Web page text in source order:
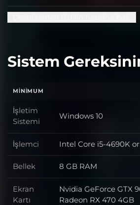
Sistem
MINIMUM
İşletim
Sistemi
İşletim Sistemi
Windows 10
İşlemci İşlemci
Intel Core i5-4690K
Bellek Bellek
8 GB RAM
Ekran
Kartı
Ekran Kartı
Nvidia GeForce GTX
Radeon RX 470 4GB